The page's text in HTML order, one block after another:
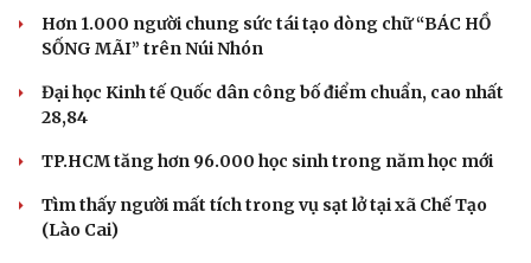
Hơn 1.000 người chung sức tái tạo dòng chữ “BÁC HỒ
SỐNG MÃI” trên Núi Nhón
Đại học Kinh tế Quốc dân công bố điểm chuẩn, cao nhất
28,84
TP.HCM tăng hơn 96.000 học sinh trong năm học mới
Tìm thấy người mất tích trong vụ sạt lở tại xã Chế Tạo
(Lào Cai)